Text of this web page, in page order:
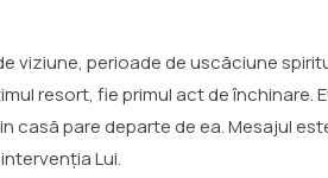
viziune, perioade de uscăciune
resort, fie primul act de închinare.
pare departe de ea. Mesajul
Lui.